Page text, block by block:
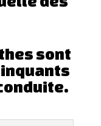
sont